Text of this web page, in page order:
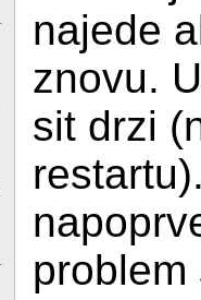
najede
znovu.
sit drzi